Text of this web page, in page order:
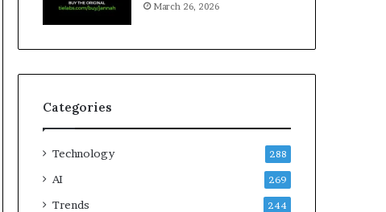
March 26, 2026
Categories
Technology 288
AI 269
Trends 244